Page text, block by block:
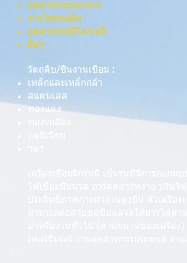
อุตสาหกรรมอาหาร
งานไฮดรอลิค
อุตสาหรรมปิโตรเคมี
อื่นๆ
วัตถุดิบ/ชิ้นงานเชื่อม :
เหล็กและเหล็กกล้า
สแตนเลส
ทองแดง